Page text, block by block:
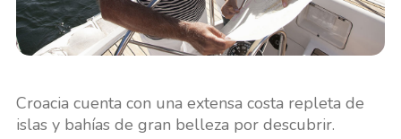
Croacia cuenta con una extensa costa repleta de
islas y bahías de gran belleza por descubrir.